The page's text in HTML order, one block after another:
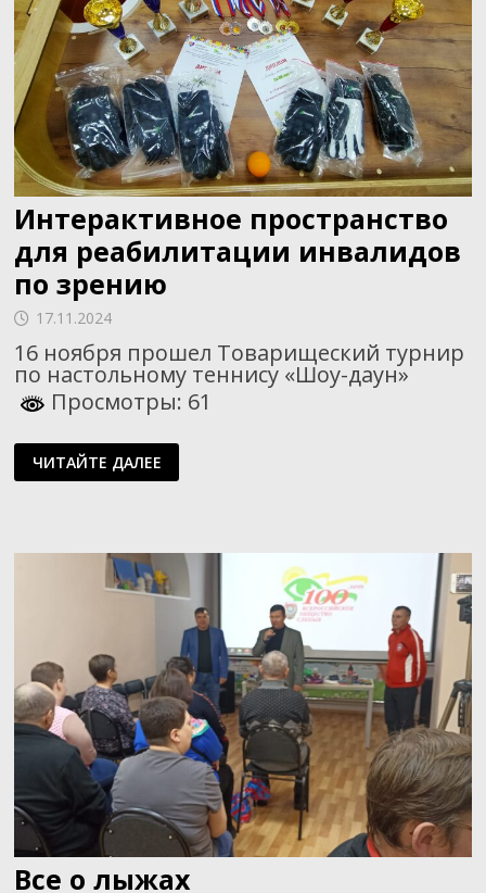
Интерактивное пространство
для реабилитации инвалидов
по зрению
17.11.2024
16 ноября прошел Товарищеский турнир
по настольному теннису «Шоу-даун»
Просмотры: 61
ИНТЕРАКТИВНОЕ
ПРОСТРАНСТВО
ДЛЯ
ЧИТАЙТЕ ДАЛЕЕ
Все о лыжах